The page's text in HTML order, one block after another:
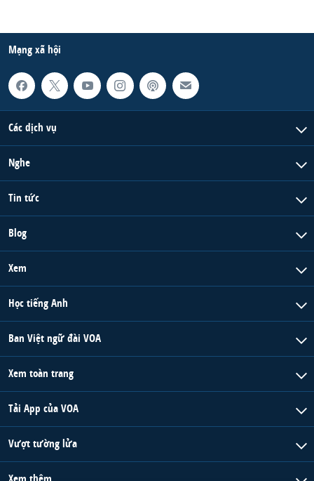
Mạng xã hội
Các dịch vụ
Nghe
Tin tức
Blog
Xem
Học tiếng Anh
Ban Việt ngữ đài VOA
Xem toàn trang
Tải App của VOA
Vượt tường lửa